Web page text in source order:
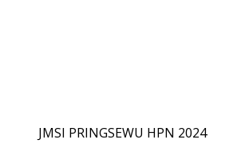
JMSI PRINGSEWU HPN 2024